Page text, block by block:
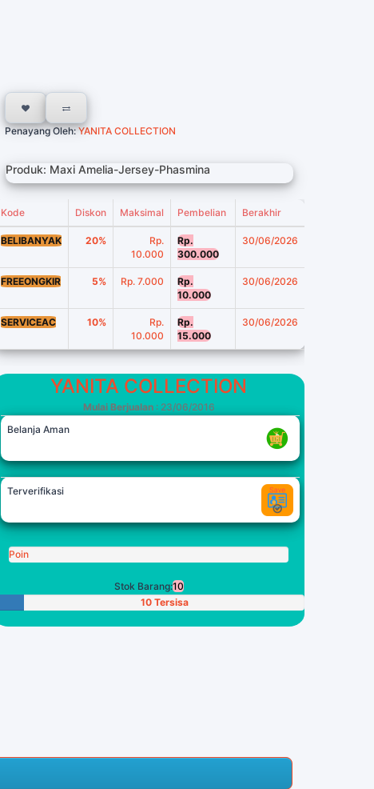
Penayang Oleh:YANITA COLLECTION
Produk: Maxi Amelia-Jersey-Phasmina
Kode Diskon Maksimal Pembelian Berakhir
BELIBANYAK 20%
Rp.
10.000
Rp.
300.000
30/06/2026
FREEONGKIR 5% Rp. 7.000
Rp.
10.000
30/06/2026
SERVICEAC 10%
Rp.
10.000
Rp.
15.000
30/06/2026
YANITA COLLECTION
Mulai Berjualan: 23/06/2016
Belanja Aman
Terverifikasi
Poin
Stok Barang:10
10 Tersisa